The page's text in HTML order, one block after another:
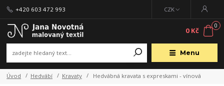
Menu
CZK
+420 603 472 993
0
0 Kč
Úvod Hedvábí Kravaty Hedvábná kravata s expreskami - vínová